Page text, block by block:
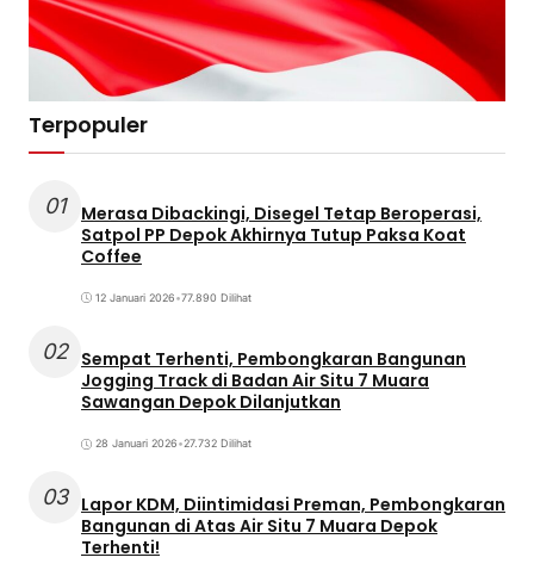
Terpopuler
01
Merasa Dibackingi, Disegel Tetap Beroperasi,
Satpol PP Depok Akhirnya Tutup Paksa Koat
Coffee
12 Januari 2026•77.890 Dilihat
02 Sempat Terhenti, Pembongkaran Bangunan
Jogging Track di Badan Air Situ 7 Muara
Sawangan Depok Dilanjutkan
28 Januari 2026•27.732 Dilihat
03 Lapor KDM, Diintimidasi Preman, Pembongkaran
Bangunan di Atas Air Situ 7 Muara Depok
Terhenti!